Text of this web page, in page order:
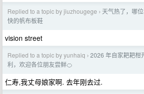
Replied to a topic by jiuzhougege › 天气热了，哪
快的帆布板鞋
vision street
Replied to a topic by yunhaiq › 2026 年自家耙耙柑
利，欢迎各位朋友尝鲜🍊
仁寿,我丈母娘家啊. 去年刚去过.